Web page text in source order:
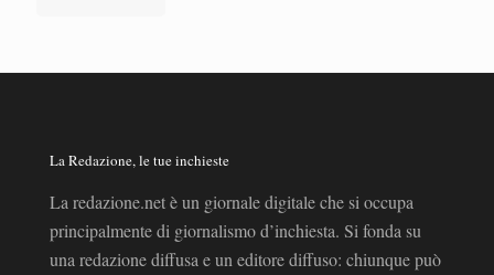
La Redazione, le tue inchieste
La redazione.net è un giornale digitale che si occupa
principalmente di giornalismo d’inchiesta. Si fonda su
una redazione diffusa e un editore diffuso: chiunque può